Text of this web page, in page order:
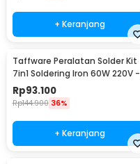
+ Keranjang
Taffware Peralatan Solder Kit
7in1 Soldering Iron 60W 220V -
CS-31 E
Rp93.100
Rp144.900 36%
+ Keranjang